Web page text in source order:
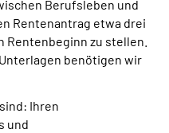
Berufsleben und
Rentenantrag etwa drei
Rentenbeginn zu stellen.
benötigen wir
Ihren
und